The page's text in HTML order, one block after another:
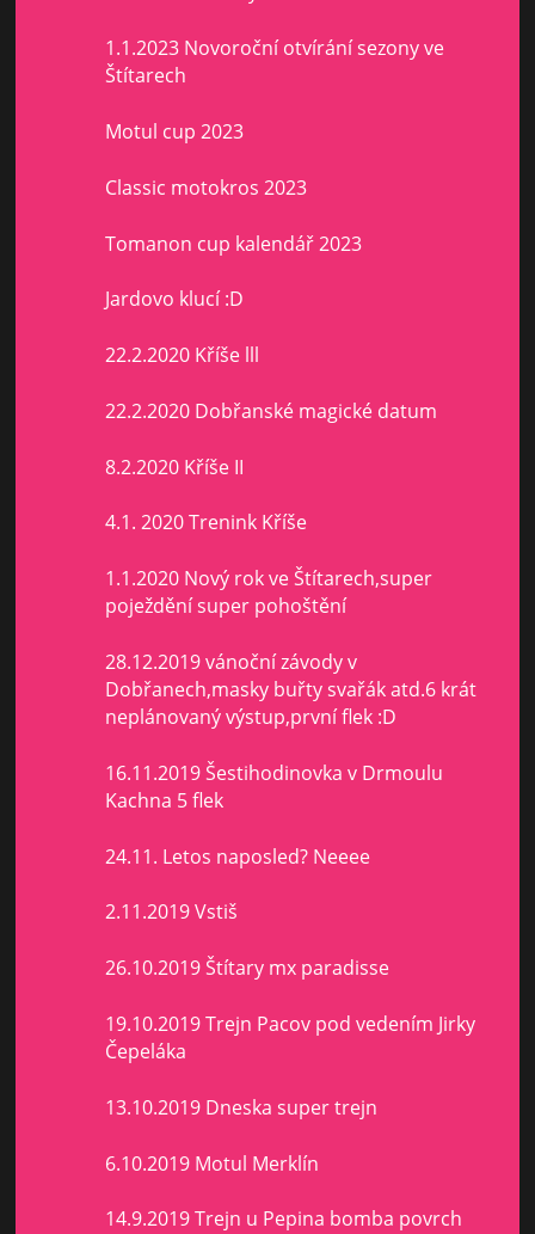
1.1.2023 Novoroční otvírání sezony ve
Štítarech
Motul cup 2023
Classic motokros 2023
Tomanon cup kalendář 2023
Jardovo klucí :D
22.2.2020 Kříše lll
22.2.2020 Dobřanské magické datum
8.2.2020 Kříše II
4.1. 2020 Trenink Kříše
1.1.2020 Nový rok ve Štítarech,super
poježdění super pohoštění
28.12.2019 vánoční závody v
Dobřanech,masky buřty svařák atd.6 krát
neplánovaný výstup,první flek :D
16.11.2019 Šestihodinovka v Drmoulu
Kachna 5 flek
24.11. Letos naposled? Neeee
2.11.2019 Vstiš
26.10.2019 Štítary mx paradisse
19.10.2019 Trejn Pacov pod vedením Jirky
Čepeláka
13.10.2019 Dneska super trejn
6.10.2019 Motul Merklín
14.9.2019 Trejn u Pepina bomba povrch